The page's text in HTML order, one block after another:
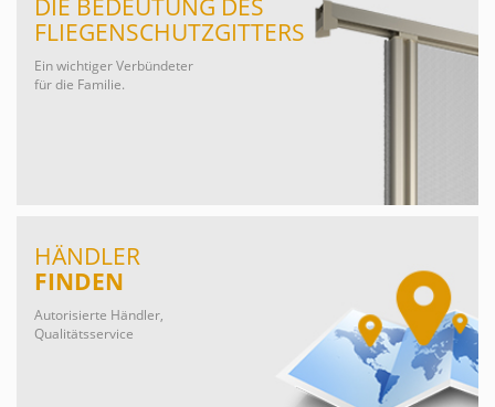
DIE BEDEUTUNG DES
FLIEGENSCHUTZGITTERS
Ein wichtiger Verbündeter
für die Familie.
HÄNDLER
FINDEN
Autorisierte Händler,
Qualitätsservice